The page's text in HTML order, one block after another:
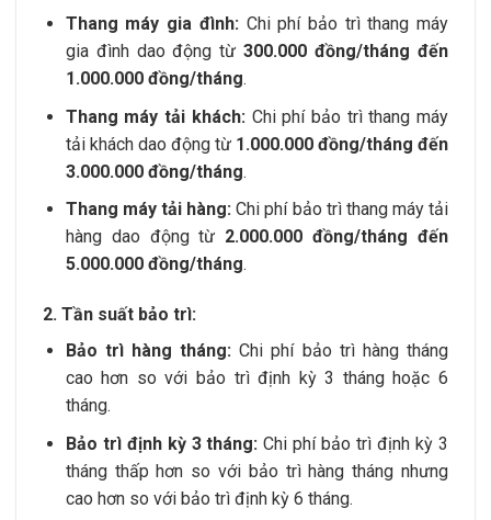
Thang máy gia đình:Chi phí bảo trì thang máy
gia đình dao động từ300.000 đồng/tháng đến
1.000.000 đồng/tháng.
Thang máy tải khách: Chi phí bảo trì thang máy
tải khách dao động từ 1.000.000 đồng/tháng đến
3.000.000 đồng/tháng.
Thang máy tải hàng: Chi phí bảo trì thang máy tải
hàng dao động từ 2.000.000 đồng/tháng đến
5.000.000 đồng/tháng.
2. Tần suất bảo trì:
Bảo trì hàng tháng: Chi phí bảo trì hàng tháng
cao hơn so với bảo trì định kỳ 3 tháng hoặc 6
tháng.
Bảo trì định kỳ 3 tháng: Chi phí bảo trì định kỳ 3
tháng thấp hơn so với bảo trì hàng tháng nhưng
cao hơn so với bảo trì định kỳ 6 tháng.